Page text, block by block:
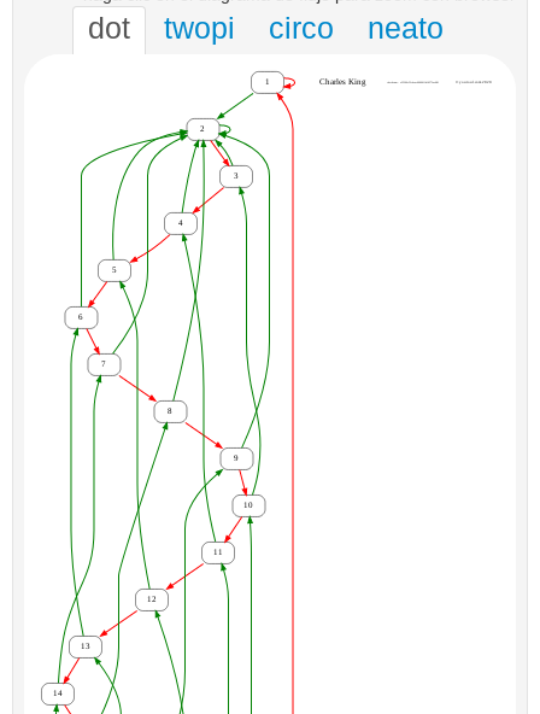
dot twopi circo neato